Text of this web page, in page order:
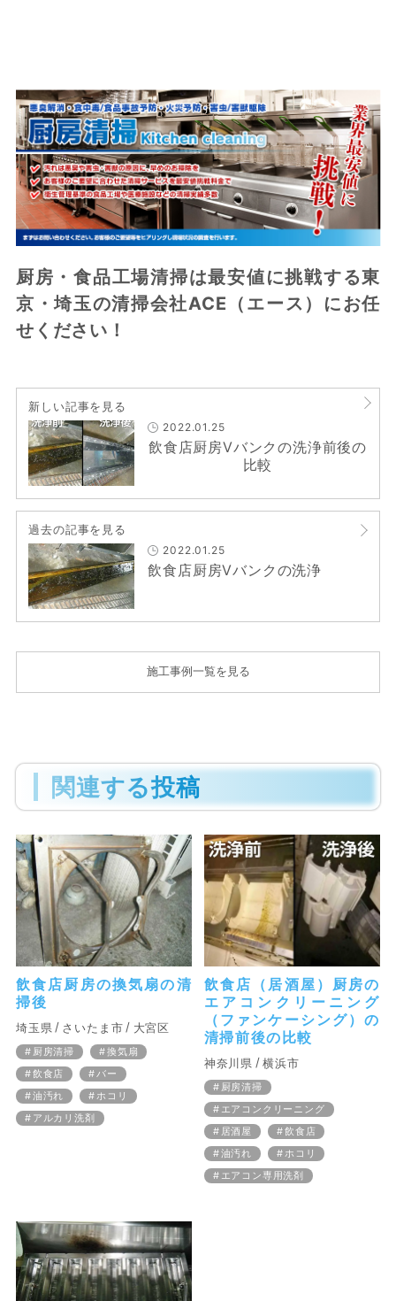
厨房・食品工場清掃は最安値に挑戦する東
京・埼玉の清掃会社ACE（エース）にお任
せください！
新しい記事を見る
2022.01.25
飲食店厨房Vバンクの洗浄前後の
比較
過去の記事を見る
2022.01.25
飲食店厨房Vバンクの洗浄
施工事例一覧を見る
関連する投稿
飲食店厨房の換気扇の清
掃後
埼玉県 さいたま市 大宮区
厨房清掃
換気扇
飲食店
バー
油汚れ
ホコリ
アルカリ洗剤
飲食店（居酒屋）厨房の
エアコンクリーニング
（ファンケーシング）の
清掃前後の比較
神奈川県 横浜市
厨房清掃
エアコンクリーニング
居酒屋
飲食店
油汚れ
ホコリ
エアコン専用洗剤